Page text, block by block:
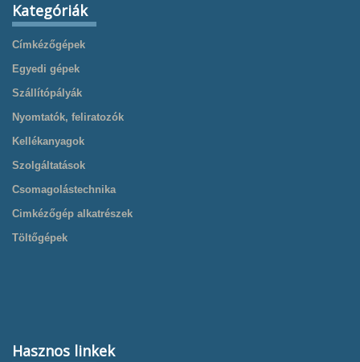
Kategóriák
Címkézőgépek
Egyedi gépek
Szállítópályák
Nyomtatók, feliratozók
Kellékanyagok
Szolgáltatások
Csomagolástechnika
Cimkézőgép alkatrészek
Töltőgépek
Hasznos linkek